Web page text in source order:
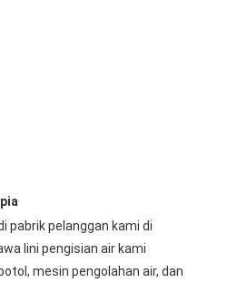
pabrik pelanggan kami di
lini pengisian air kami
mesin pengolahan air, dan